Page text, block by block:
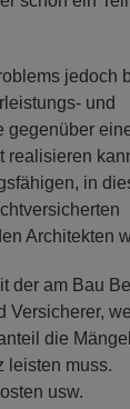
jedoch
und
gegenüber
realisieren
in
Architekten
der am Bau
Versicherer,
die
leisten muss.
usw.